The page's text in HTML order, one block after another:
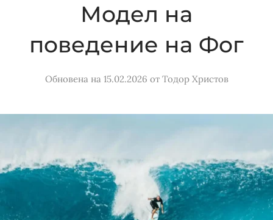
Модел на
поведение на Фог
Обновена на 15.02.2026 от Тодор Христов